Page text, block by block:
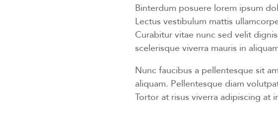
Binterdum posuere lorem ipsum
Lectus vestibulum mattis
Curabitur vitae nunc sed velit
scelerisque viverra mauris in
Nunc faucibus a pellentesque sit
aliquam. Pellentesque diam
Tortor at risus viverra adipiscing